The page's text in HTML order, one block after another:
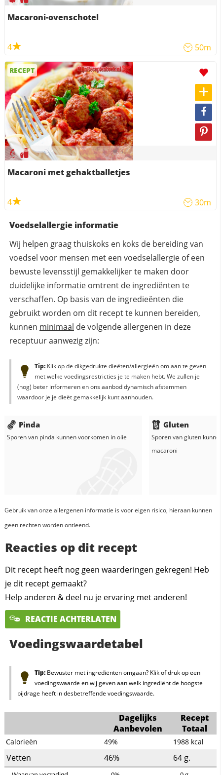
Macaroni-ovenschotel
4 50m
RECEPT
Macaroni met gehaktballetjes
4 30m
Voedselallergie informatie
Wij helpen graag thuiskoks en koks de bereiding van
voedsel voor mensen met een voedselallergie of een
bewuste levensstijl gemakkelijker te maken door
duidelijke informatie omtrent de ingrediënten te
verschaffen. Op basis van de ingredieënten die
gebruikt worden om dit recept te kunnen bereiden,
kunnen minimaal de volgende allergenen in deze
receptuur aanwezig zijn:
Tip:Klik op de dikgedrukte dieëten/allergieën om aan te geven
met welke voedingsrestricties je te maken hebt. We zullen je
(nog) beter informeren en ons aanbod dynamisch afstemmen
waardoor je je dieët gemakkelijk kunt aanhouden.
Pinda
Sporen van pinda kunnen voorkomen inolie
Gluten
Sporen van gluten
macaroni
Gebruik van onze allergenen informatie is voor eigen risico, hieraan kunnen
geen rechten worden ontleend.
Reacties op dit recept
Dit recept heeft nog geen waarderingen gekregen! Heb
je dit recept gemaakt?
Help anderen & deel nu je ervaring met anderen!
REACTIE ACHTERLATEN
Voedingswaardetabel
Tip:Bewuster met ingrediënten omgaan? Klik of druk op een
voedingswaarde en wij geven aan welk ingrediënt de hoogste
bijdrage heeft in desbetreffende voedingswaarde.
Dagelijks
Aanbevolen
Recept
Totaal
Calorieën 49% 1988 kcal
Vetten 46% 64 g.